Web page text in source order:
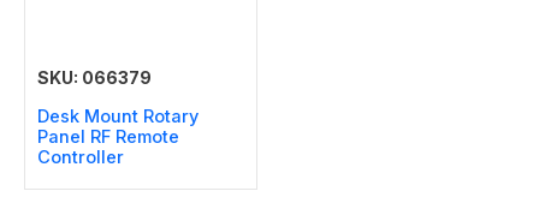
SKU: 066379
Desk Mount Rotary
Panel RF Remote
Controller